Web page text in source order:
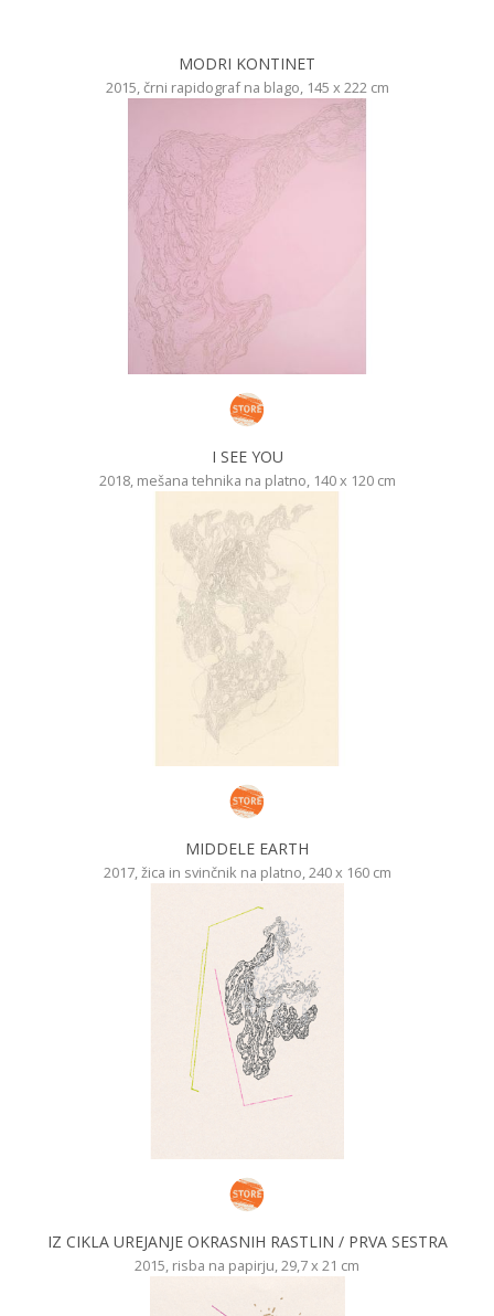
MODRI KONTINET
2015, črni rapidograf na blago, 145 x 222 cm
I SEE YOU
2018, mešana tehnika na platno, 140 x 120 cm
MIDDELE EARTH
2017, žica in svinčnik na platno, 240 x 160 cm
IZ CIKLA UREJANJE OKRASNIH RASTLIN / PRVA SESTRA
2015, risba na papirju, 29,7 x 21 cm